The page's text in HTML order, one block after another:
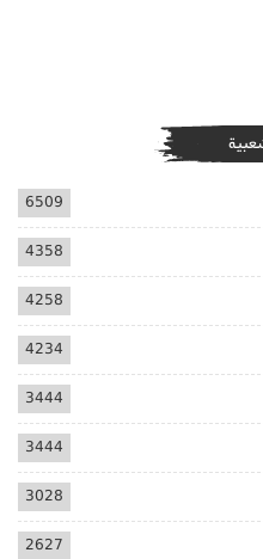
6509
4358
4258
4234
3444
3444
3028
2627